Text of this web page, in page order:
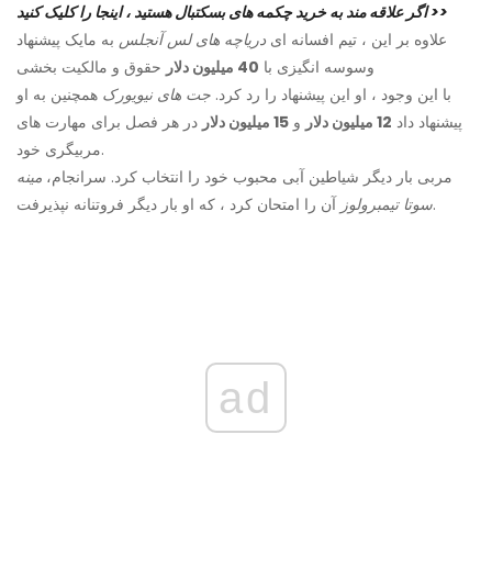
اگر علاقه مند به خرید چکمه های بسکتبال هستید ، اینجا را کلیک کنید >>
علاوه بر این ، تیم افسانه ای دریاچه های لس آنجلس به مایک پیشنهاد
وسوسه انگیزی با 40 میلیون دلار
حقوق و مالکیت بخشی
با این وجود ، او این پیشنهاد را رد کرد. جت های نیویورک همچنین به او
پیشنهاد داد 12 میلیون دلار و 15 میلیون دلار
در هر فصل برای مهارت های
مربیگری خود.
مربی بار دیگر شیاطین آبی محبوب خود را انتخاب کرد. سرانجام، مینه
سوتا تیمبرولوزآن را امتحان کرد ، که او بار دیگر فروتنانه نپذیرفت.
ad